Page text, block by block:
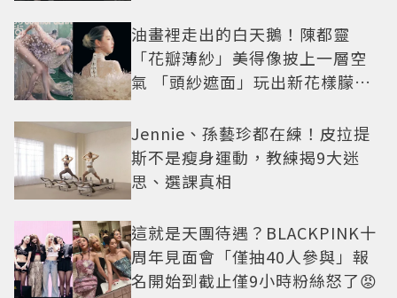
油畫裡走出的白天鵝！陳都靈
「花瓣薄紗」美得像披上一層空
氣 「頭紗遮面」玩出新花樣朦朧
Jennie、孫藝珍都在練！皮拉提
斯不是瘦身運動，教練揭9大迷
思、選課真相
這就是天團待遇？BLACKPINK十
周年見面會「僅抽40人參與」報
名開始到截止僅9小時粉絲怒了😡